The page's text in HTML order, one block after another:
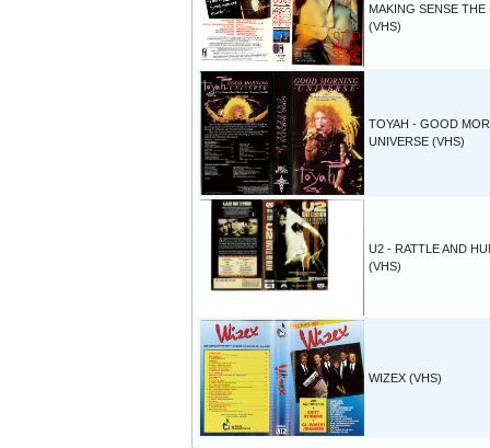
MAKING SENSE THE
(VHS)
TOYAH - GOOD
UNIVERSE (VHS)
U2 - RATTLE AND
(VHS)
WIZEX (VHS)